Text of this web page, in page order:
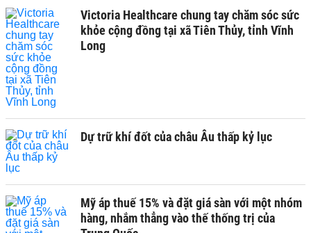
Victoria Healthcare chung tay chăm sóc sức
khỏe cộng đồng tại xã Tiên Thủy, tỉnh Vĩnh
Long
Dự trữ khí đốt của châu Âu thấp kỷ lục
Mỹ áp thuế 15% và đặt giá sàn với một nhóm
hàng, nhắm thẳng vào thế thống trị của